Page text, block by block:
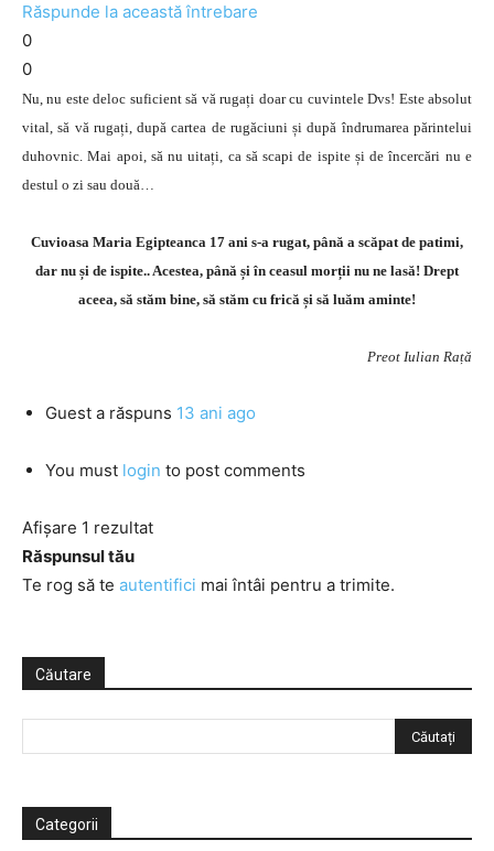
Răspunde la această întrebare
0
0
Nu, nu este deloc suficient să vă rugați doar cu cuvintele Dvs! Este absolut
vital, să vă rugați, după cartea de rugăciuni și după îndrumarea părintelui
duhovnic. Mai apoi, să nu uitați, ca să scapi de ispite și de încercări nu e
destul o zi sau două…
Cuvioasa Maria Egipteanca 17 ani s-a rugat, până a scăpat de patimi,
dar nu și de ispite.. Acestea, până și în ceasul morții nu ne lasă! Drept
aceea, să stăm bine, să stăm cu frică și să luăm aminte!
Preot Iulian Rață
Guest a răspuns 13 ani ago
You must login to post comments
Afișare 1 rezultat
Răspunsul tău
Te rog să te autentifici mai întâi pentru a trimite.
Căutare
Categorii